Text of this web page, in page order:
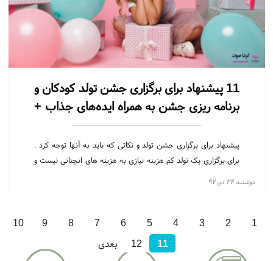
11 پیشنهاد برای برگزاری جشن تولد کودکان و
برنامه ریزی جشن به همراه ایده‌های جذاب +
پیشنهاد برای برگزاری جشن تولد و نکاتی که باید به آنها توجه کرد .
برای برگزاری یک تولد کم هزینه نیازی به هزینه های انچنانی نیست و
دوشنبه ۲۴ دی ۹۷
1
2
3
4
5
6
7
8
9
10
11
12 بعدی